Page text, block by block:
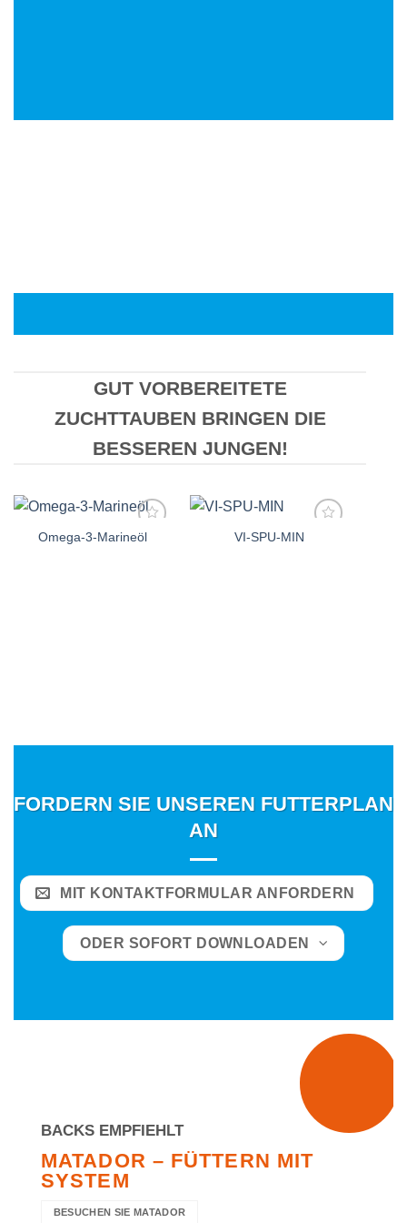
GUT VORBEREITETE
ZUCHTTAUBEN BRINGEN DIE
BESSEREN JUNGEN!
Auf die
Omega-3-Marineöl
Auf die
VI-SPU-MIN
FORDERN SIE UNSEREN FUTTERPLAN
AN
MIT KONTAKTFORMULAR ANFORDERN
ODER SOFORT DOWNLOADEN
BACKS EMPFIEHLT
MATADOR – FÜTTERN MIT
SYSTEM
BESUCHEN SIE MATADOR